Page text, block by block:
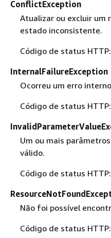
ConflictException
Atualizar ou excluir um
estado inconsistente.
Código de status
InternalFailureException
Ocorreu um erro
Código de status
Um ou mais
válido.
Código de status
Não foi possível
Código de status